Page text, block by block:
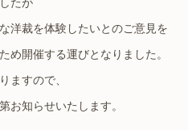
洋裁を体験したいとのご意見を
め開催する運びとなりました。
ますので、
お知らせいたします。